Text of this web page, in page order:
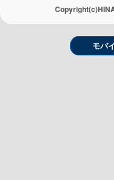
モバ